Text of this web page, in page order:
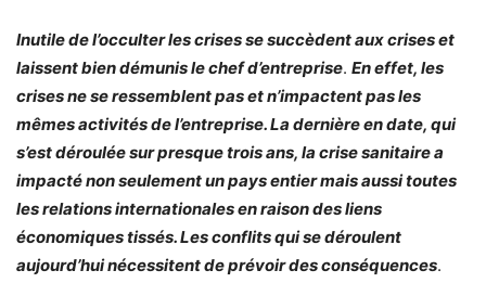
Inutile de l’occulter les crises se succèdent aux crises et
laissent bien démunis le chef d’entreprise. En effet, les
crises ne se ressemblent pas et n’impactent pas les
mêmes activités de l’entreprise. La dernière en date, qui
s’est déroulée sur presque trois ans, la crise sanitaire a
impacté non seulement un pays entier mais aussi toutes
les relations internationales en raison des liens
économiques tissés. Les conflits qui se déroulent
aujourd’hui nécessitent de prévoir desconséquences.